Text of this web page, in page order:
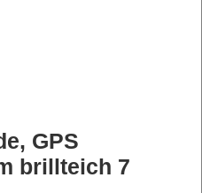
GPS
brillteich 7